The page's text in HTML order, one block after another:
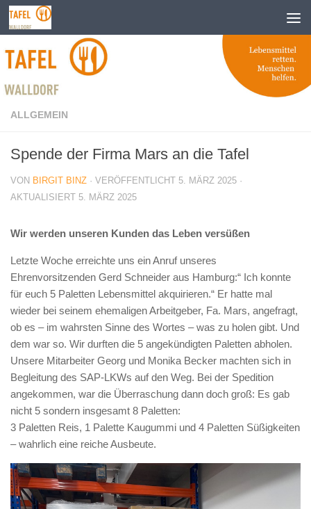
Zum Inhalt springen
ALLGEMEIN
Spende der Firma Mars an die Tafel
VON BIRGIT BINZ · VERÖFFENTLICHT 5. MÄRZ 2025 ·
AKTUALISIERT 5. MÄRZ 2025
Wir werden unseren Kunden das Leben versüßen
Letzte Woche erreichte uns ein Anruf unseres
Ehrenvorsitzenden Gerd Schneider aus Hamburg:“ Ich konnte
für euch 5 Paletten Lebensmittel akquirieren.“ Er hatte mal
wieder bei seinem ehemaligen Arbeitgeber, Fa. Mars, angefragt,
ob es – im wahrsten Sinne des Wortes – was zu holen gibt. Und
dem war so. Wir durften die 5 angekündigten Paletten abholen.
Unsere Mitarbeiter Georg und Monika Becker machten sich in
Begleitung des SAP-LKWs auf den Weg. Bei der Spedition
angekommen, war die Überraschung dann doch groß: Es gab
nicht 5 sondern insgesamt 8 Paletten:
3 Paletten Reis, 1 Palette Kaugummi und 4 Paletten Süßigkeiten
– wahrlich eine reiche Ausbeute.